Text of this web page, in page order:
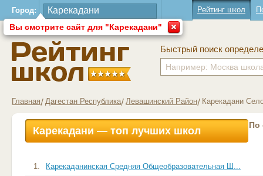
Город:
Вы смотрите сайт для "Карекадани"
Рейтинг школ
Быстрый поиск
Главная Дагестан Республика Левашинский Район Карекадани
Карекадани — топ лучших школ По
1.
Карекаданинская Средняя Общеобразовательная Ш...